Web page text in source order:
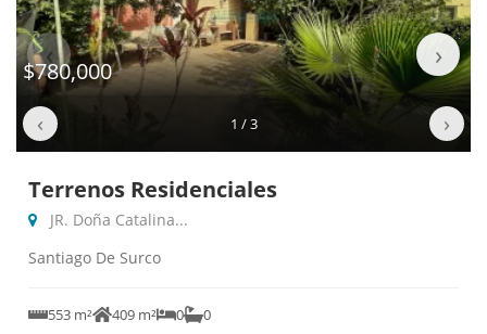
$780,000
‹
1 / 3 ›
Terrenos Residenciales
JR. Doña Catalina...
Santiago De Surco
553 m² 409 m² 0 0
‹ ›